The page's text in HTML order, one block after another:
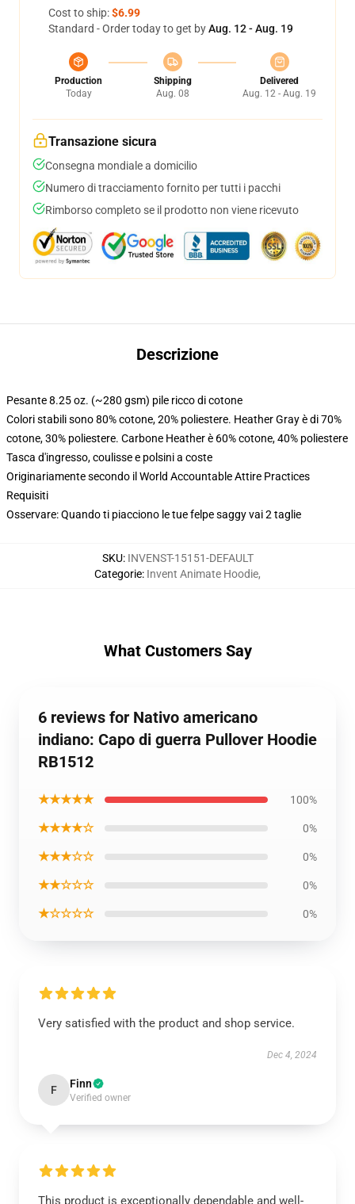
Cost to ship:$6.99
Standard - Order today to get byAug. 12 - Aug. 19
Production
Today
Shipping
Aug. 08
Delivered
Aug. 12 - Aug. 19
Transazione sicura
Consegna mondiale a domicilio
Numero di tracciamento fornito per tutti i pacchi
Rimborso completo se il prodotto non viene ricevuto
Descrizione
Pesante 8.25 oz. (~280 gsm) pile ricco di cotone
Colori stabili sono 80% cotone, 20% poliestere. Heather Gray è di 70%
cotone, 30% poliestere. Carbone Heather è 60% cotone, 40% poliestere
Tasca d'ingresso, coulisse e polsini a coste
Originariamente secondo il World Accountable Attire Practices
Requisiti
Osservare: Quando ti piacciono le tue felpe saggy vai 2 taglie
SKU: INVENST-15151-DEFAULT
Categorie: Invent Animate Hoodie,
What Customers Say
6 reviews for Nativo americano
indiano: Capo di guerra Pullover Hoodie
RB1512
★★★★★ 100%
★★★★☆ 0%
★★★☆☆ 0%
★★☆☆☆ 0%
★☆☆☆☆ 0%
Very satisfied with the product and shop service.
Dec 4, 2024
F Finn
Verified owner
This product is exceptionally dependable and well-